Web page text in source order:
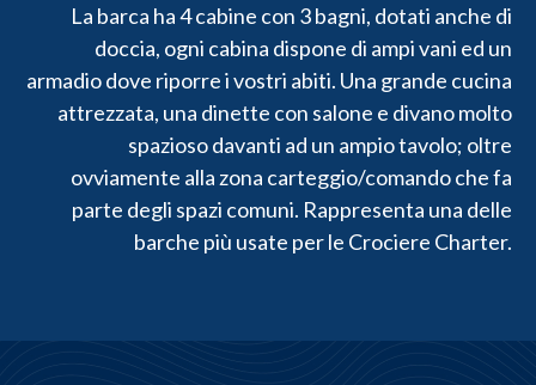
La barca ha 4 cabine con 3 bagni, dotati anche di
doccia, ogni cabina dispone di ampi vani ed un
armadio dove riporre i vostri abiti. Una grande cucina
attrezzata, una dinette con salone e divano molto
spazioso davanti ad un ampio tavolo; oltre
ovviamente alla zona carteggio/comando che fa
parte degli spazi comuni. Rappresenta una delle
barche più usate per le Crociere Charter.